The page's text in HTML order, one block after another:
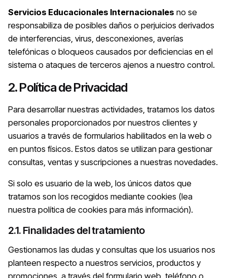
Servicios Educacionales Internacionales no se
responsabiliza de posibles daños o perjuicios derivados
de interferencias, virus, desconexiones, averías
telefónicas o bloqueos causados por deficiencias en el
sistema o ataques de terceros ajenos a nuestro control.
2. Política de Privacidad
Para desarrollar nuestras actividades, tratamos los datos
personales proporcionados por nuestros clientes y
usuarios a través de formularios habilitados en la web o
en puntos físicos. Estos datos se utilizan para gestionar
consultas, ventas y suscripciones a nuestras novedades.
Si solo es usuario de la web, los únicos datos que
tratamos son los recogidos mediante cookies (lea
nuestra política de cookies para más información).
2.1. Finalidades del tratamiento
Gestionamos las dudas y consultas que los usuarios nos
planteen respecto a nuestros servicios, productos y